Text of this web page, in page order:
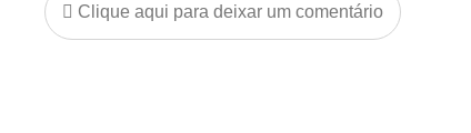
Clique aqui para deixar um comentário